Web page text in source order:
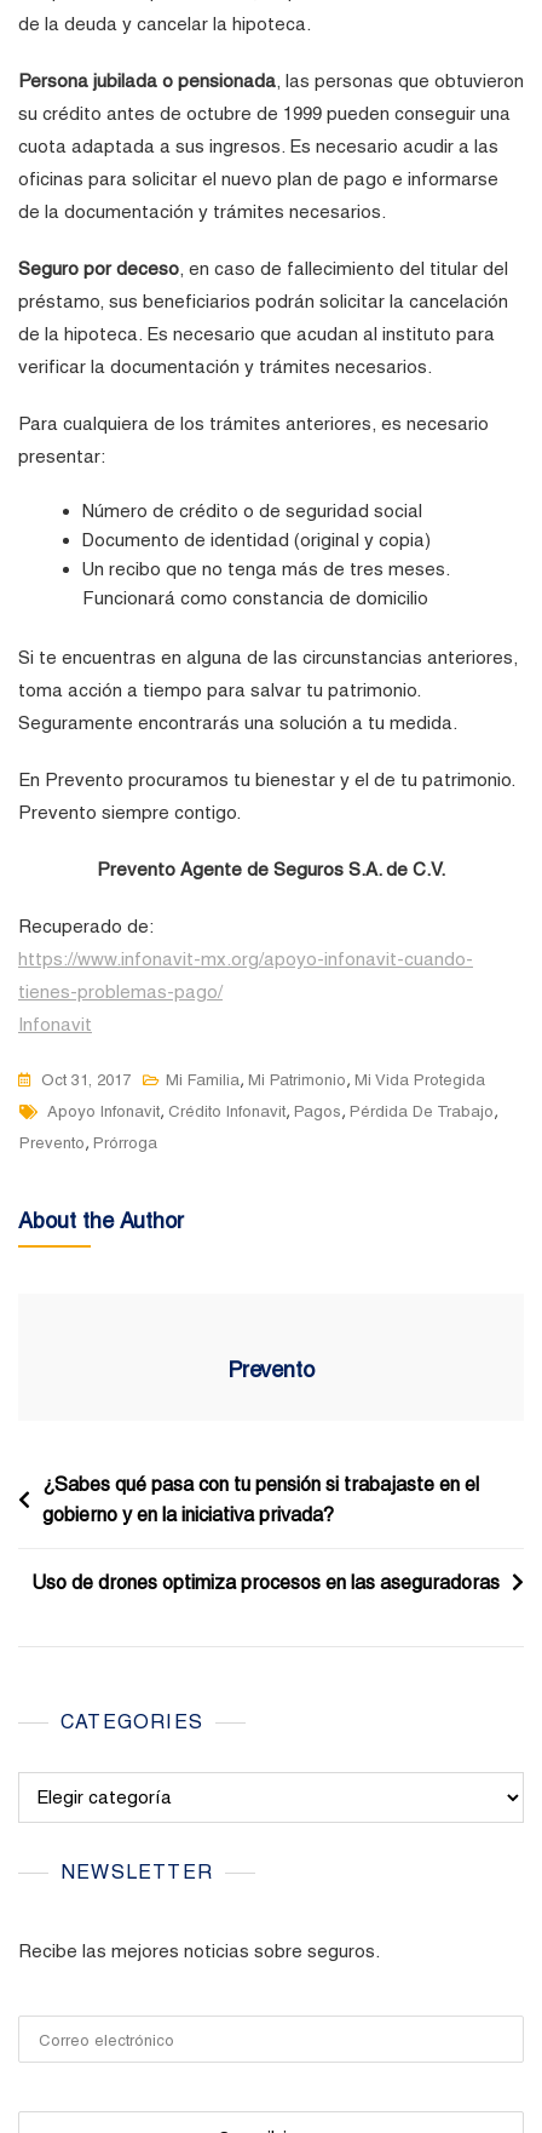
de la deuda y cancelar la hipoteca.
Persona jubilada o pensionada, las personas que obtuvieron
su crédito antes de octubre de 1999 pueden conseguir una
cuota adaptada a sus ingresos. Es necesario acudir a las
oficinas para solicitar el nuevo plan de pago e informarse
de la documentación y trámites necesarios.
Seguro por deceso, en caso de fallecimiento del titular del
préstamo, sus beneficiarios podrán solicitar la cancelación
de la hipoteca. Es necesario que acudan al instituto para
verificar la documentación y trámites necesarios.
Para cualquiera de los trámites anteriores, es necesario
presentar:
Número de crédito o de seguridad social
Documento de identidad (original y copia)
Un recibo que no tenga más de tres meses.
Funcionará como constancia de domicilio
Si te encuentras en alguna de las circunstancias anteriores,
toma acción a tiempo para salvar tu patrimonio.
Seguramente encontrarás una solución a tu medida.
En Prevento procuramos tu bienestar y el de tu patrimonio.
Prevento siempre contigo.
Prevento Agente de Seguros S.A. de C.V.
Recuperado de:
https://www.infonavit-mx.org/apoyo-infonavit-cuando-
tienes-problemas-pago/
Infonavit
Oct 31, 2017 Mi Familia, Mi Patrimonio, Mi Vida Protegida
Tags
Apoyo Infonavit, Crédito Infonavit, Pagos, Pérdida De Trabajo,
Prevento, Prórroga
About the Author
Prevento
Navegación
de
¿Sabes qué pasa con tu pensión si trabajaste en el
gobierno y en la iniciativa privada?
Uso de drones optimiza procesos en las aseguradoras
CATEGORIES
NEWSLETTER
Recibe las mejores noticias sobre seguros.